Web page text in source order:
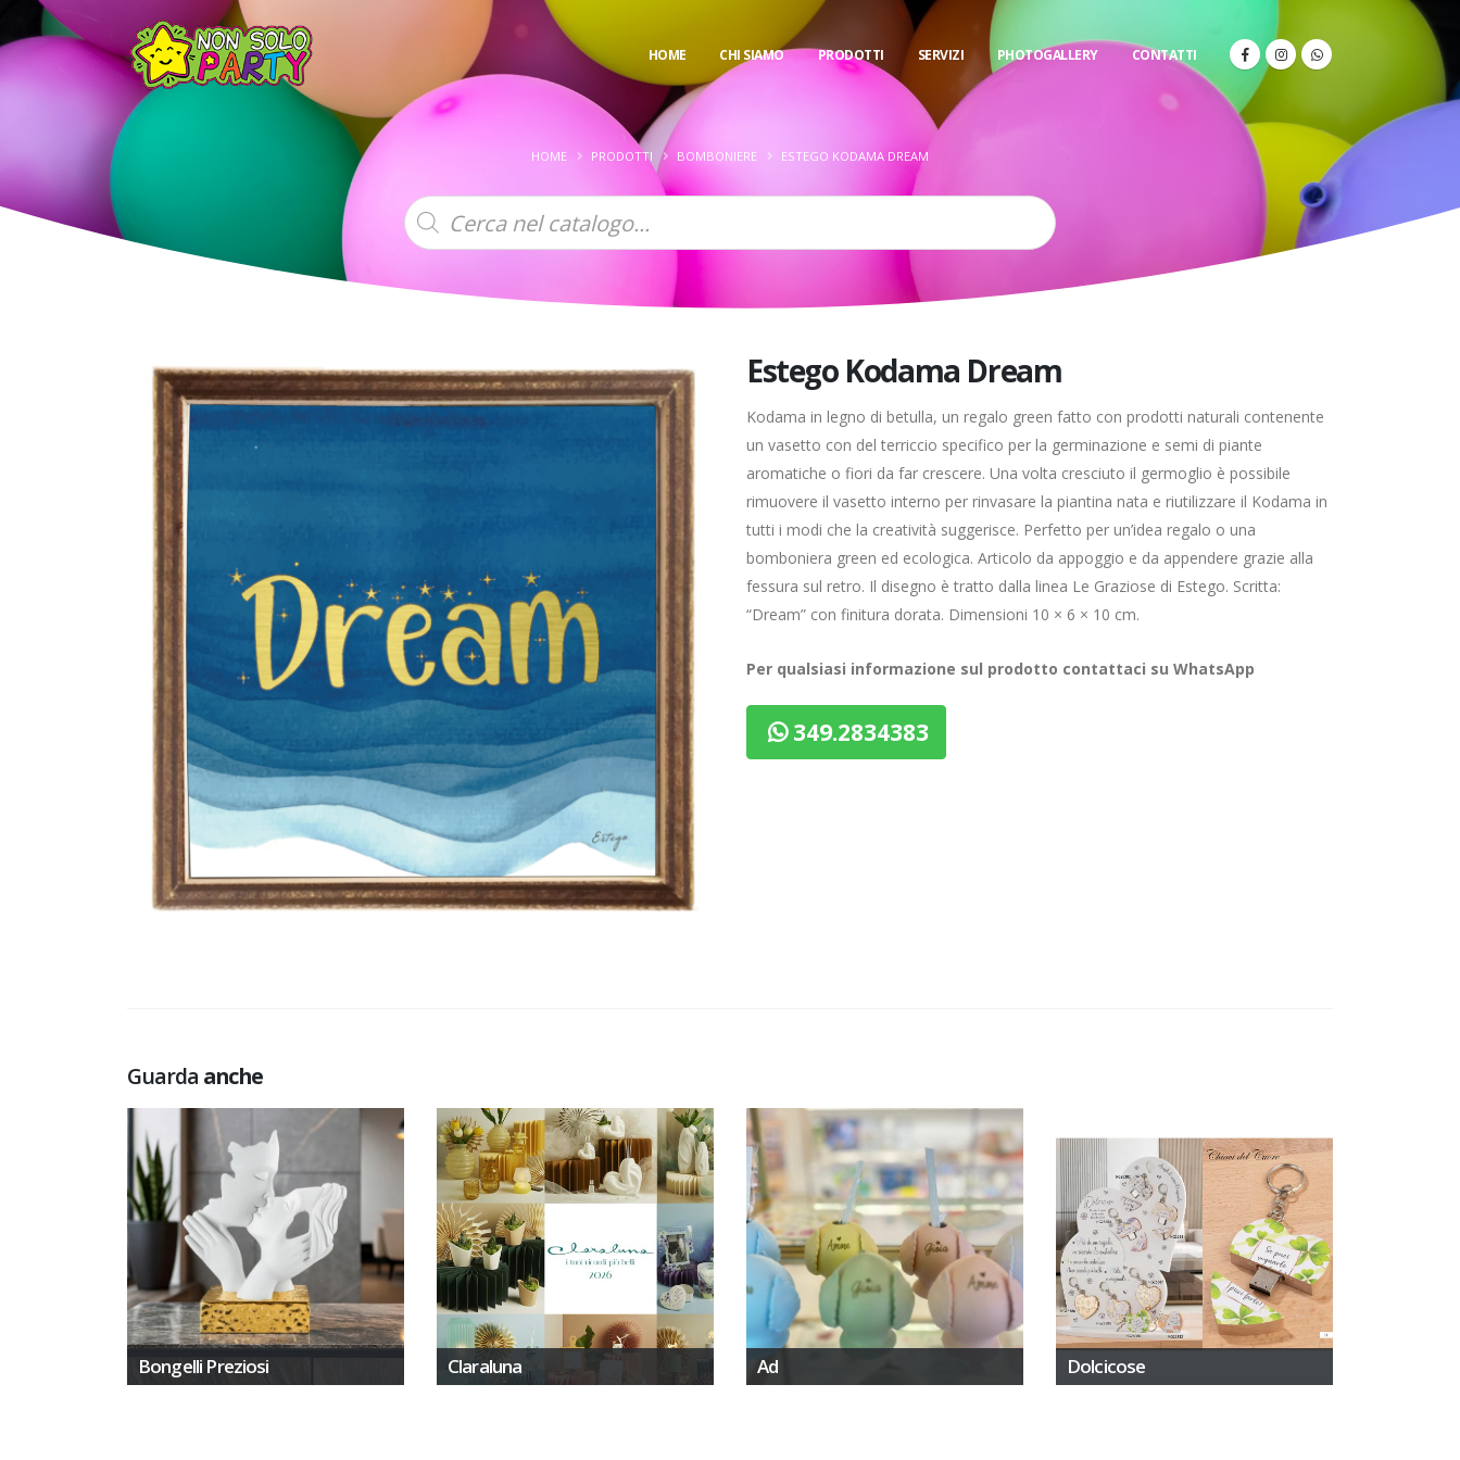
HOME CHI SIAMO PRODOTTI SERVIZI PHOTOGALLERY CONTATTI
HOME PRODOTTI BOMBONIERE ESTEGO KODAMA DREAM
Products
search
Estego Kodama Dream
Kodama in legno di betulla, un regalo green fatto con prodotti naturali contenente
un vasetto con del terriccio specifico per la germinazione e semi di piante
aromatiche o fiori da far crescere. Una volta cresciuto il germoglio è possibile
rimuovere il vasetto interno per rinvasare la piantina nata e riutilizzare il Kodama in
tutti i modi che la creatività suggerisce. Perfetto per un’idea regalo o una
bomboniera green ed ecologica. Articolo da appoggio e da appendere grazie alla
fessura sul retro. Il disegno è tratto dalla linea Le Graziose di Estego. Scritta:
“Dream” con finitura dorata. Dimensioni 10 × 6 × 10 cm.
Per qualsiasi informazione sul prodotto contattaci su WhatsApp
349.2834383
Guarda anche
Bongelli Preziosi Claraluna Ad Dolcicose